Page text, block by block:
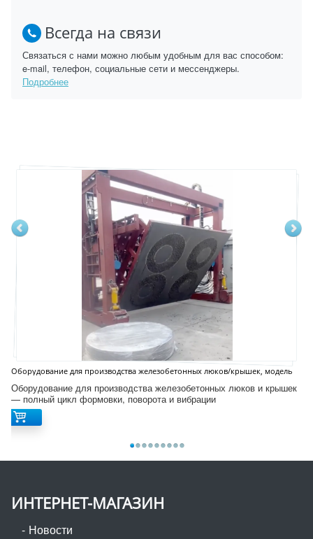
Всегда на связи
Связаться с нами можно любым удобным для вас способом:
e-mail, телефон, социальные сети и мессенджеры.
Подробнее
Оборудование для производства железобетонных люков/крышек, модель
Оборудование для производства железобетонных люков и крышек
— полный цикл формовки, поворота и вибрации
ИНТЕРНЕТ-МАГАЗИН
Новости